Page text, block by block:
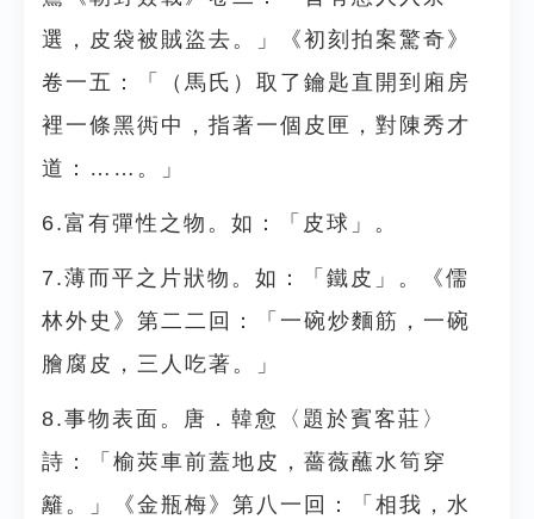
選，皮袋被賊盜去。」《初刻拍案驚奇》
卷一五：「（馬氏）取了鑰匙直開到廂房
裡一條黑衖中，指著一個皮匣，對陳秀才
道：……。」
6.富有彈性之物。如：「皮球」。
7.薄而平之片狀物。如：「鐵皮」。《儒
林外史》第二二回：「一碗炒麵筋，一碗
膾腐皮，三人吃著。」
8.事物表面。唐．韓愈〈題於賓客莊〉
詩：「榆莢車前蓋地皮，薔薇蘸水筍穿
籬。」《金瓶梅》第八一回：「相我，水